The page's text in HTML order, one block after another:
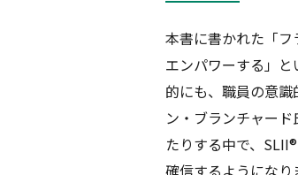
本書に書かれた「
エンパワーする」
的にも、職員の意
ン・ブランチャー
たりする中で、
確信するようになり